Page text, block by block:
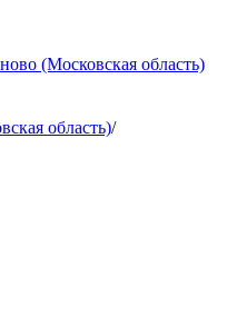
(Московская область)
область)/